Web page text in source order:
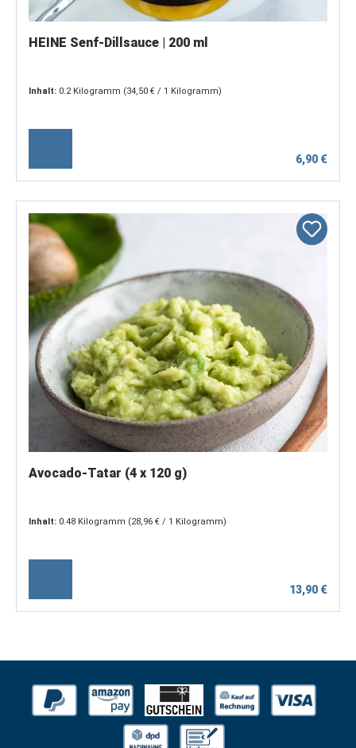
HEINE Senf-Dillsauce | 200 ml
Inhalt: 0.2 Kilogramm (34,50 € / 1 Kilogramm)
6,90 €
Avocado-Tatar (4 x 120 g)
Inhalt: 0.48 Kilogramm (28,96 € / 1 Kilogramm)
13,90 €